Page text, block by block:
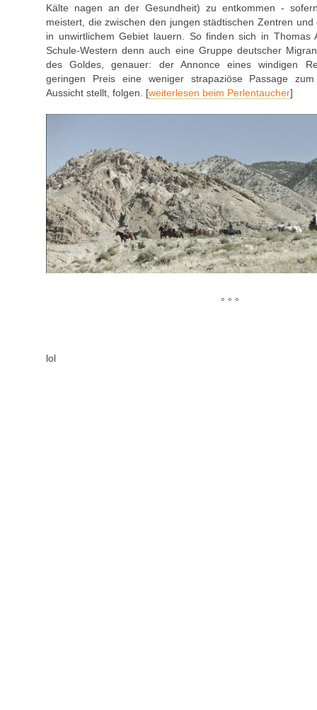
Kälte nagen an der Gesundheit) zu entkommen -
meistert, die zwischen den jungen städtischen Zentren
in unwirtlichem Gebiet lauern. So finden sich in Thomas
Schule-Western denn auch eine Gruppe deutscher
des Goldes, genauer: der Annonce eines windigen
geringen Preis eine weniger strapaziöse Passage
Aussicht stellt, folgen. [weiterlesen beim Perlentaucher]
° ° °
lol